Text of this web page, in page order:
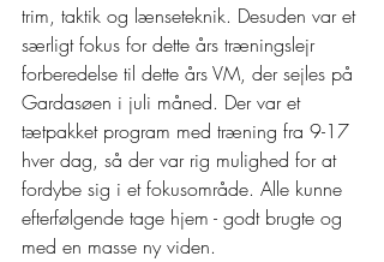
trim, taktik og lænseteknik. Desuden var et
særligt fokus for dette års træningslejr
forberedelse til dette års VM, der sejles på
Gardasøen i juli måned. Der var et
tætpakket program med træning fra 9-17
hver dag, så der var rig mulighed for at
fordybe sig i et fokusområde. Alle kunne
efterfølgende tage hjem - godt brugte og
med en masse ny viden.